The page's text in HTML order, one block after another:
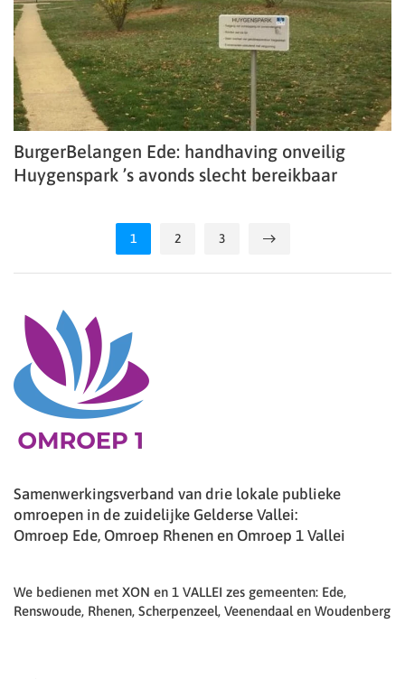
BurgerBelangen Ede: handhaving onveilig
Huygenspark ’s avonds slecht bereikbaar
1 2 3
Samenwerkingsverband van drie lokale publieke
omroepen in de zuidelijke Gelderse Vallei:
Omroep Ede, Omroep Rhenen en Omroep 1 Vallei
We bedienen met XON en 1 VALLEI zes gemeenten: Ede,
Renswoude, Rhenen, Scherpenzeel, Veenendaal en Woudenberg